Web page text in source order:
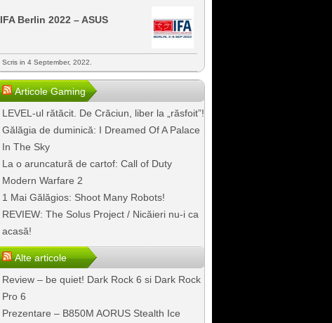
IFA Berlin 2022 – ASUS
Scris in 4 September, 2022.
Articole Gaming
LEVEL-ul rătăcit. De Crăciun, liber la „răsfoit”!
Gălăgia de duminică: I Dreamed Of A Palace
In The Sky
La o aruncatură de cartof: Call of Duty
Modern Warfare 2
1 Mai Gălăgios: Shoot Many Robots!
REVIEW: The Solus Project / Nicăieri nu-i ca
acasă!
Alte articole
Review – be quiet! Dark Rock 6 si Dark Rock
Pro 6
Prezentare – B850M AORUS Stealth Ice